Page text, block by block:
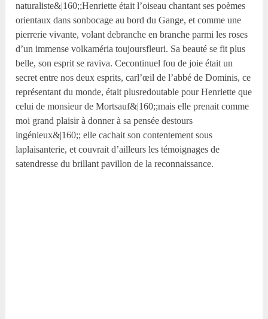
naturaliste&|160;;Henriette était l’oiseau chantant ses poèmes
orientaux dans sonbocage au bord du Gange, et comme une
pierrerie vivante, volant debranche en branche parmi les roses
d’un immense volkaméria toujoursfleuri. Sa beauté se fit plus
belle, son esprit se raviva. Cecontinuel fou de joie était un
secret entre nos deux esprits, carl’œil de l’abbé de Dominis, ce
représentant du monde, était plusredoutable pour Henriette que
celui de monsieur de Mortsauf&|160;;mais elle prenait comme
moi grand plaisir à donner à sa pensée destours
ingénieux&|160;; elle cachait son contentement sous
laplaisanterie, et couvrait d’ailleurs les témoignages de
satendresse du brillant pavillon de la reconnaissance.